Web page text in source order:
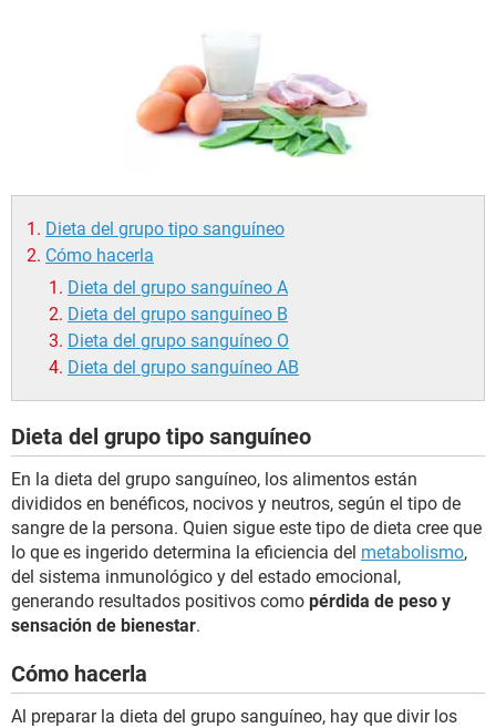
Dieta del grupo tipo sanguíneo
Cómo hacerla
Dieta del grupo sanguíneo A
Dieta del grupo sanguíneo B
Dieta del grupo sanguíneo O
Dieta del grupo sanguíneo AB
Dieta del grupo tipo sanguíneo
En la dieta del grupo sanguíneo, los alimentos están
divididos en benéficos, nocivos y neutros, según el tipo de
sangre de la persona. Quien sigue este tipo de dieta cree que
lo que es ingerido determina la eficiencia del metabolismo,
del sistema inmunológico y del estado emocional,
generando resultados positivos como pérdida de peso y
sensación de bienestar.
Cómo hacerla
Al preparar la dieta del grupo sanguíneo, hay que divir los